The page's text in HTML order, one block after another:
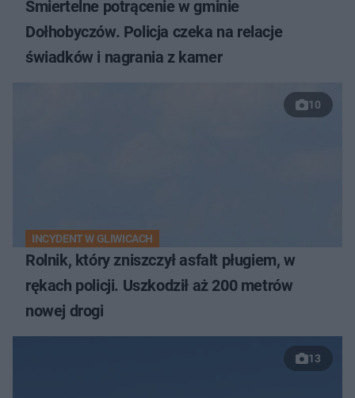
Śmiertelne potrącenie w gminie
Dołhobyczów. Policja czeka na relacje
świadków i nagrania z kamer
10
INCYDENT W GLIWICACH
Rolnik, który zniszczył asfalt pługiem, w
rękach policji. Uszkodził aż 200 metrów
nowej drogi
13